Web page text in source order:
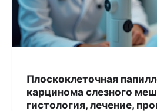
Плоскоклеточная
карцинома слезного
гистология, лечение,